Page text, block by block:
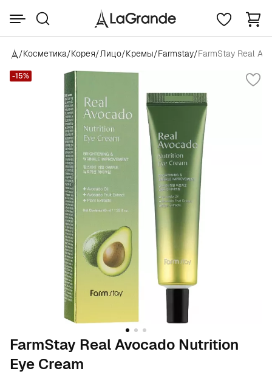
/Косметика/Корея/Лицо/Кремы/Farmstay/FarmStay Real
-15%
FarmStay Real Avocado Nutrition
Eye Cream